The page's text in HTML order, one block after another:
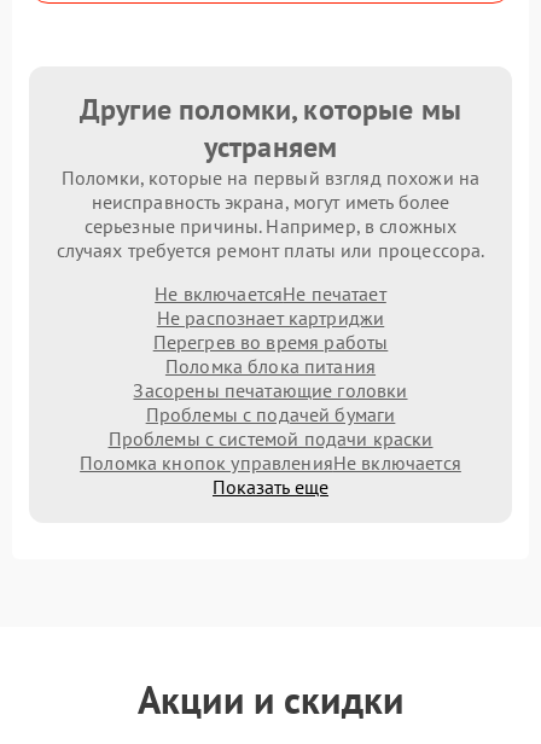
Другие поломки, которые мы
устраняем
Поломки, которые на первый взгляд похожи на
неисправность экрана, могут иметь более
серьезные причины. Например, в сложных
случаях требуется ремонт платы или процессора.
Не включаетсяНе печатает
Не распознает картриджи
Перегрев во время работы
Поломка блока питания
Засорены печатающие головки
Проблемы с подачей бумаги
Проблемы с системой подачи краски
Поломка кнопок управленияНе включается
Показать еще
Акции и скидки